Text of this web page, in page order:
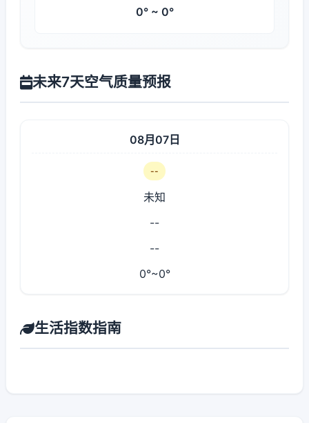
0° ~ 0°
未来7天空气质量预报
08月07日
--
未知
--
--
0°~0°
生活指数指南